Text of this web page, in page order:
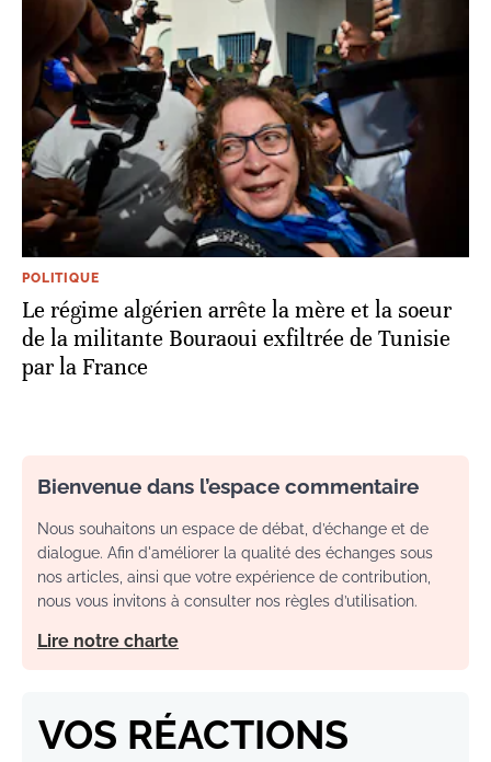
POLITIQUE
Le régime algérien arrête la mère et la soeur
de la militante Bouraoui exfiltrée de Tunisie
par la France
Bienvenue dans l’espace commentaire
Nous souhaitons un espace de débat, d’échange et de
dialogue. Afin d'améliorer la qualité des échanges sous
nos articles, ainsi que votre expérience de contribution,
nous vous invitons à consulter nos règles d’utilisation.
Lire notre charte
VOS RÉACTIONS